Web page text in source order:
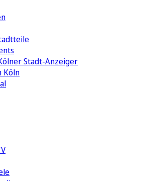
Stadt-Anzeiger
Köln